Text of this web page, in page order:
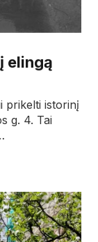
elingą
prikelti istorinį
g. 4. Tai